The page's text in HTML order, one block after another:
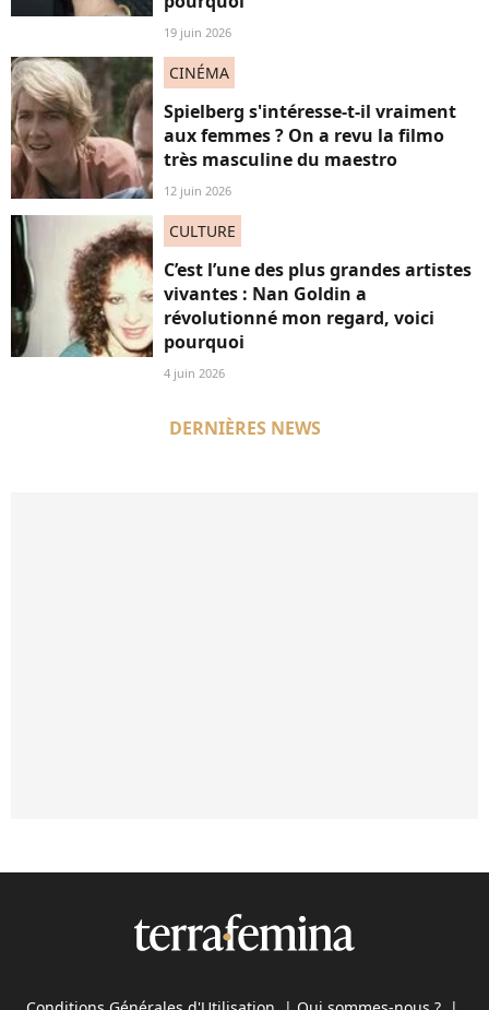
19 juin 2026
CINÉMA
Spielberg s'intéresse-t-il vraiment
aux femmes ? On a revu la filmo
très masculine du maestro
12 juin 2026
CULTURE
C’est l’une des plus grandes artistes
vivantes : Nan Goldin a
révolutionné mon regard, voici
pourquoi
4 juin 2026
DERNIÈRES NEWS